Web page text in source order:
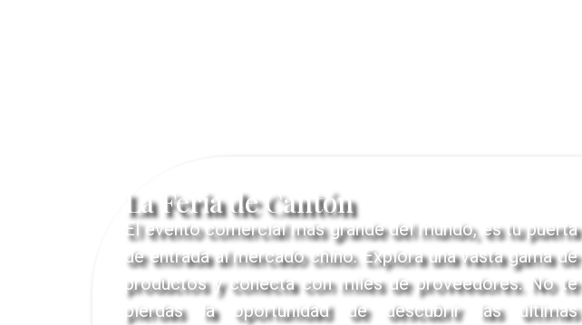
La Feria de Cantón
El evento comercial más grande del mundo, es tu puerta
de entrada al mercado chino. Explora una vasta gama de
productos y conecta con miles de proveedores. No te
pierdas la oportunidad de descubrir las últimas